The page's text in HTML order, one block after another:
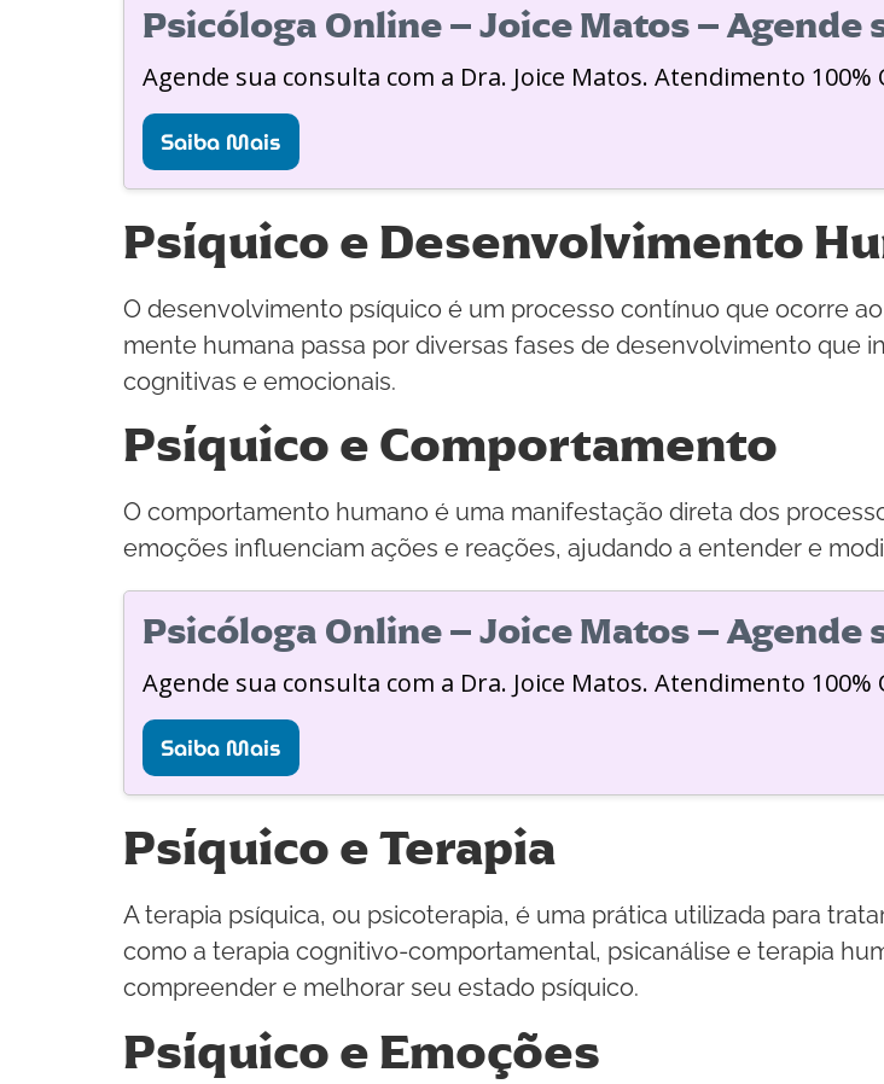
Psicóloga Online – Joice Matos – Agende
Agende sua consulta com a Dra. Joice Matos. Atendimento
Saiba Mais
Psíquico e Desenvolvimento
O desenvolvimento psíquico é um processo contínuo que ocorre
mente humana passa por diversas fases de desenvolvimento que
cognitivas e emocionais.
Psíquico e Comportamento
O comportamento humano é uma manifestação direta dos
emoções influenciam ações e reações, ajudando a entender e
Psicóloga Online – Joice Matos – Agende
Agende sua consulta com a Dra. Joice Matos. Atendimento
Saiba Mais
Psíquico e Terapia
A terapia psíquica, ou psicoterapia, é uma prática utilizada para
como a terapia cognitivo-comportamental, psicanálise e terapia
compreender e melhorar seu estado psíquico.
Psíquico e Emoções